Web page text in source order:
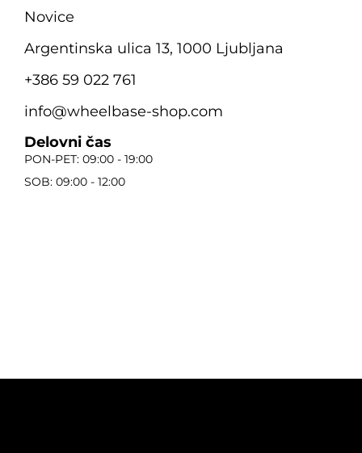
Novice
Argentinska ulica 13, 1000 Ljubljana
+386 59 022 761
info@wheelbase-shop.com
Delovni čas
PON-PET: 09:00 - 19:00
SOB: 09:00 - 12:00